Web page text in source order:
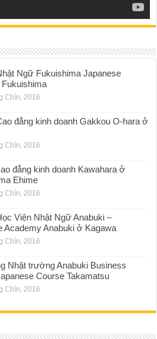
Ngữ Fukuishima Japanese
Chín, 2016
đẳng kinh doanh Gakkou O-hara ở
Chín, 2016
đẳng kinh doanh Kawahara ở
Ehime
Chín, 2016
Viện Nhật Ngữ Anabuki –
Academy Anabuki ở Kagawa
Chín, 2016
Nhật trường Anabuki Business
Course Takamatsu
Chín, 2016